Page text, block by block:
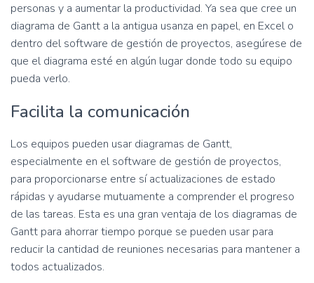
personas y a aumentar la productividad. Ya sea que cree un
diagrama de Gantt a la antigua usanza en papel, en Excel o
dentro del software de gestión de proyectos, asegúrese de
que el diagrama esté en algún lugar donde todo su equipo
pueda verlo.
Facilita la comunicación
Los equipos pueden usar diagramas de Gantt,
especialmente en el software de gestión de proyectos,
para proporcionarse entre sí actualizaciones de estado
rápidas y ayudarse mutuamente a comprender el progreso
de las tareas. Esta es una gran ventaja de los diagramas de
Gantt para ahorrar tiempo porque se pueden usar para
reducir la cantidad de reuniones necesarias para mantener a
todos actualizados.